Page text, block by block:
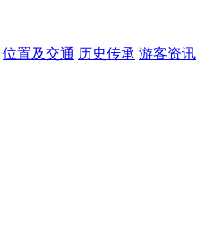
位置及交通 历史传承 游客资讯